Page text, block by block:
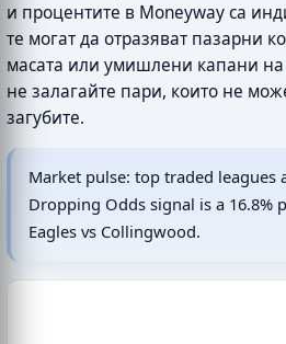
и процентите в Moneyway са
те могат да отразяват пазарни
масата или умишлени капани
не залагайте пари, които не
загубите.
Market pulse: top traded leagues
Dropping Odds signal is a 16.8%
Eagles vs Collingwood.